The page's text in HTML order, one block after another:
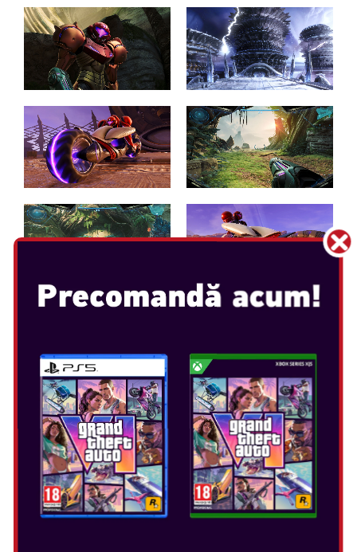
METROID PRIME 4: BEYOND
Data Lansării: dec 4, 2025
Selectați ediția: